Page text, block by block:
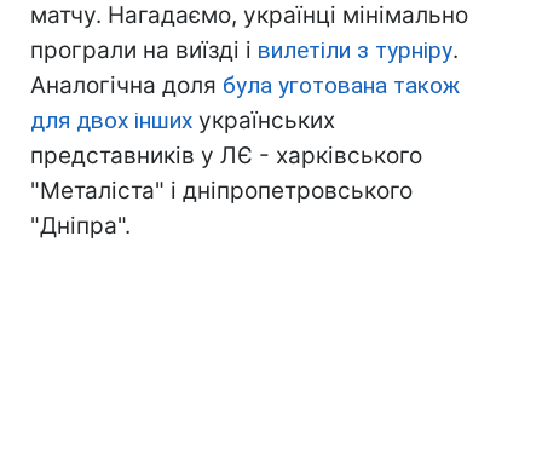
матчу. Нагадаємо, українці мінімально
програли на виїзді і вилетіли з турніру.
Аналогічна доля була уготована також
для двох інших українських
представників у ЛЄ - харківського
"Металіста" і дніпропетровського
"Дніпра".